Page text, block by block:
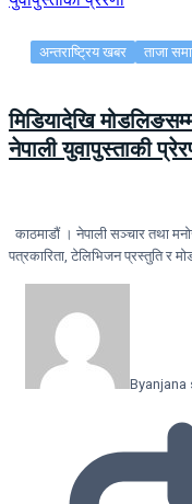
अन्तराष्ट्रिय खबर ताजा
मिडियादेखि
नेपाली युवापुस्ताकी
काठमाडौं । नेपाली सञ्चार तथा
पत्रकारिता, टेलिभिजन प्रस्तुति र
Byanjana